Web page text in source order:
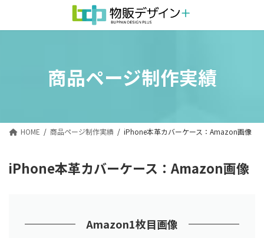
ッ
移
商品ページ制作実績
HOME 商品ページ制作実績 iPhone本革カバーケース：Amazon画像
iPhone本革カバーケース：Amazon画像
Amazon1枚目画像